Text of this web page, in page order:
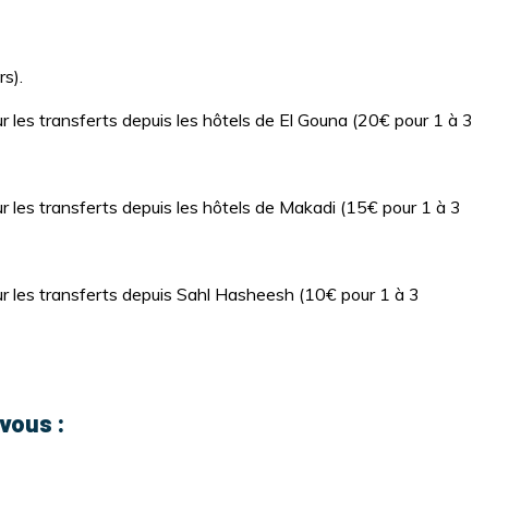
les transferts depuis les hôtels de El Gouna (20€ pour 1 à 3
les transferts depuis les hôtels de Makadi (15€ pour 1 à 3
les transferts depuis Sahl Hasheesh (10€ pour 1 à 3
: